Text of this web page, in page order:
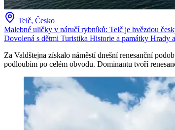
Telč, Česko
Malebné uličky v náručí rybníků: Telč je hvězdou
Dovolená s dětmi Turistika Historie a památky Hrady
Za Valdštejna získalo náměstí dnešní renesanční
podloubím po celém obvodu. Dominantu tvoří